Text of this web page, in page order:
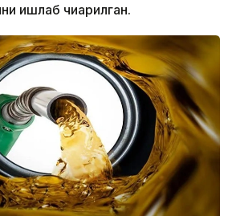
ишлаб чиқарилган.